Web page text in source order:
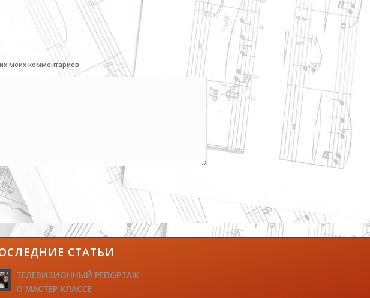
моих комментариев.
СТАТЬИ
ТЕЛЕВИЗИОННЫЙ РЕПОРТАЖ
О МАСТЕР-КЛАССЕ